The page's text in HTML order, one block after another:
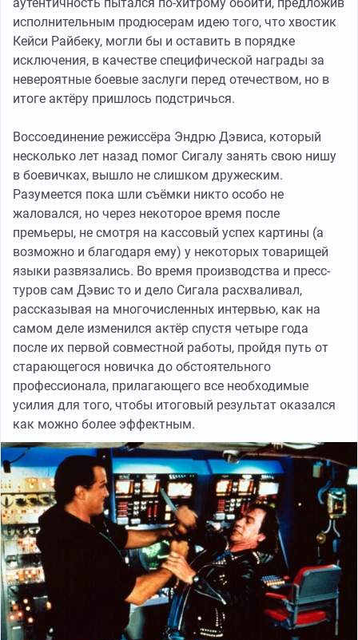
исполнительным продюсерам идею того, что хвостик
Кейси Райбеку, могли бы и оставить в порядке
исключения, в качестве специфической награды за
невероятные боевые заслуги перед отечеством, но в
итоге актёру пришлось подстричься.
Воссоединение режиссёра Эндрю Дэвиса, который
несколько лет назад помог Сигалу занять свою нишу
в боевичках, вышло не слишком дружеским.
Разумеется пока шли съёмки никто особо не
жаловался, но через некоторое время после
премьеры, не смотря на кассовый успех картины (а
возможно и благодаря ему) у некоторых товарищей
языки развязались. Во время производства и пресс-
туров сам Дэвис то и дело Сигала расхваливал,
рассказывая на многочисленных интервью, как на
самом деле изменился актёр спустя четыре года
после их первой совместной работы, пройдя путь от
старающегося новичка до обстоятельного
профессионала, прилагающего все необходимые
усилия для того, чтобы итоговый результат оказался
как можно более эффектным.